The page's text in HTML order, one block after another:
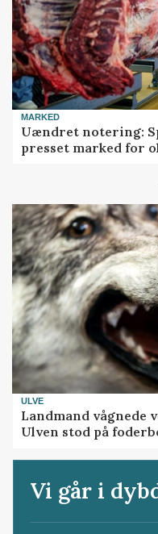
MARKED
Uændret notering:
presset marked for
ULVE
Landmand vågnede
Ulven stod på
Vi går i